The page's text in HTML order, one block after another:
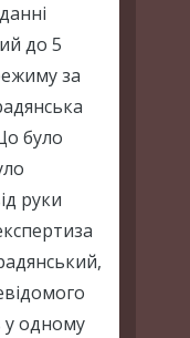
до 5
за
було
руки
у одному